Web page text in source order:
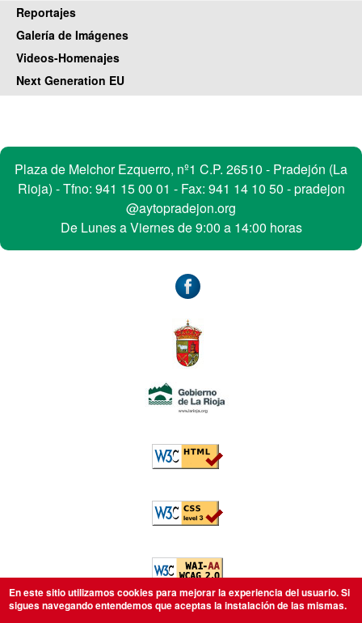
Reportajes
Galería de Imágenes
Videos-Homenajes
Next Generation EU
Contacto
Plaza de Melchor Ezquerro, nº1 C.P. 26510 - Pradejón (La
Rioja) - Tfno: 941 15 00 01 - Fax: 941 14 10 50 -pradejon
@aytopradejon.org
De Lunes a Viernes de 9:00 a 14:00 horas
W3C: HTML5
W3C: CSS
W3C: AA WCAG
Política de privacidad
En este sitio utilizamos cookies para mejorar la experiencia del usuario. Si
sigues navegando entendemos que aceptas la instalación de las mismas.